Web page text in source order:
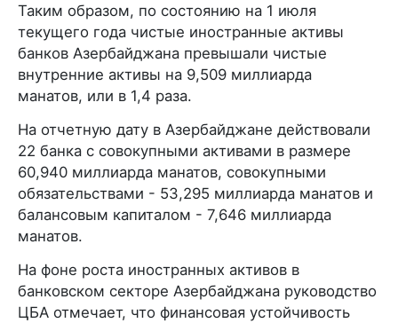
Таким образом, по состоянию на 1 июля
текущего года чистые иностранные активы
банков Азербайджана превышали чистые
внутренние активы на 9,509 миллиарда
манатов, или в 1,4 раза.
На отчетную дату в Азербайджане действовали
22 банка с совокупными активами в размере
60,940 миллиарда манатов, совокупными
обязательствами - 53,295 миллиарда манатов и
балансовым капиталом - 7,646 миллиарда
манатов.
На фоне роста иностранных активов в
банковском секторе Азербайджана руководство
ЦБА отмечает, что финансовая устойчивость